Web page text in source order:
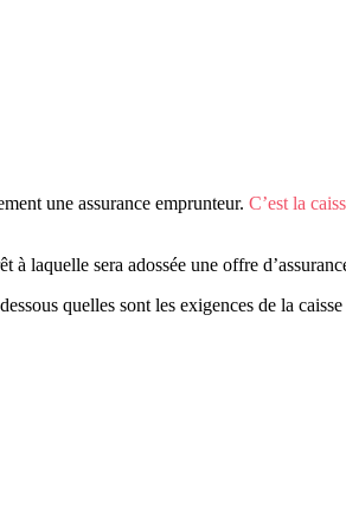
une assurance emprunteur. C’est la
laquelle sera adossée une offre
quelles sont les exigences de la